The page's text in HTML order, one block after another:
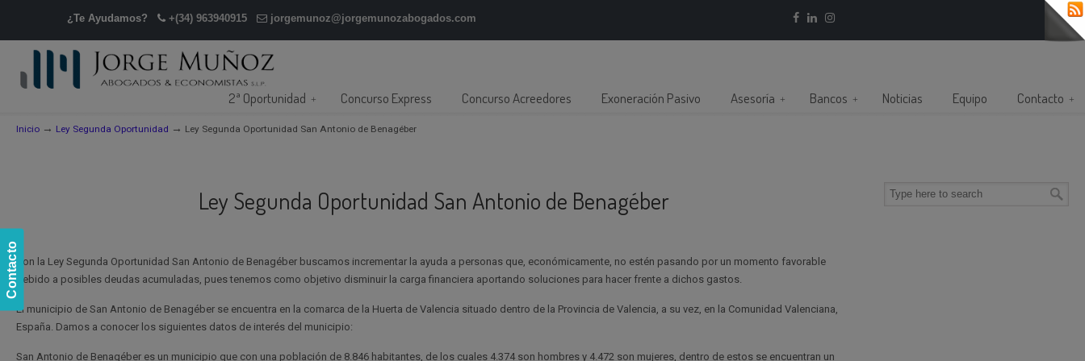
Contacto
¿Te Ayudamos? +(34) 963940915 jorgemunoz@jorgemunozabogados.com
2ª Oportunidad Concurso Express Concurso Acreedores Exoneración Pasivo Asesoría Bancos Noticias Equipo Contacto
Inicio → Ley Segunda Oportunidad → Ley Segunda Oportunidad San Antonio de Benagéber
Ley Segunda Oportunidad San Antonio de Benagéber
Con la Ley Segunda Oportunidad San Antonio de Benagéber buscamos incrementar la ayuda a personas que, económicamente, no estén pasando por un momento favorable
debido a posibles deudas acumuladas, pues tenemos como objetivo disminuir la carga financiera aportando soluciones para hacer frente a dichos gastos.
El municipio de San Antonio de Benagéber se encuentra en la comarca de la Huerta de Valencia situado dentro de la Provincia de Valencia, a su vez, en la Comunidad Valenciana,
España. Damos a conocer los siguientes datos de interés del municipio:
San Antonio de Benagéber es un municipio que con una población de 8.846 habitantes, de los cuales 4.374 son hombres y 4.472 son mujeres, dentro de estos se encuentran un